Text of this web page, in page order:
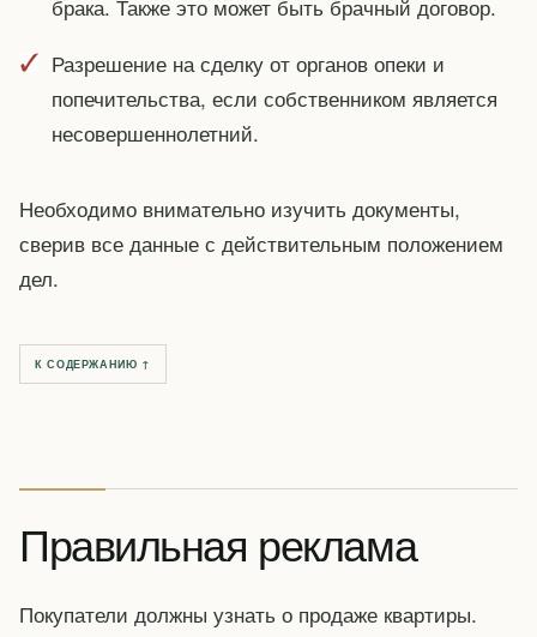
брака. Также это может быть брачный договор.
Разрешение на сделку от органов опеки и
попечительства, если собственником является
несовершеннолетний.
Необходимо внимательно изучить документы,
сверив все данные с действительным положением
дел.
К СОДЕРЖАНИЮ ↑
Правильная реклама
Покупатели должны узнать о продаже квартиры.